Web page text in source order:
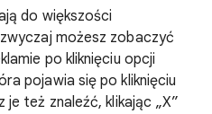
do większości
możesz zobaczyć
po kliknięciu opcji
pojawia się po kliknięciu
je też znaleźć, klikając „X”